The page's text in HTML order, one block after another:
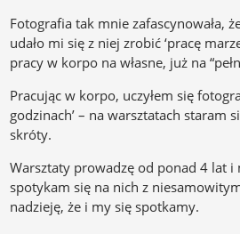
Fotografia tak mnie zafascynowała,
udało mi się z niej zrobić ‘pracę
pracy w korpo na własne, już na
Pracując w korpo, uczyłem się
godzinach’ – na warsztatach staram
skróty.
Warsztaty prowadzę od ponad 4 lat
spotykam się na nich z
nadzieję, że i my się spotkamy.